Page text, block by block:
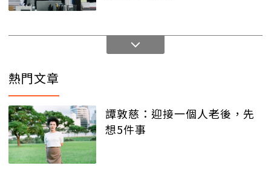
熱門文章
譚敦慈：迎接一個人老後，先
想5件事